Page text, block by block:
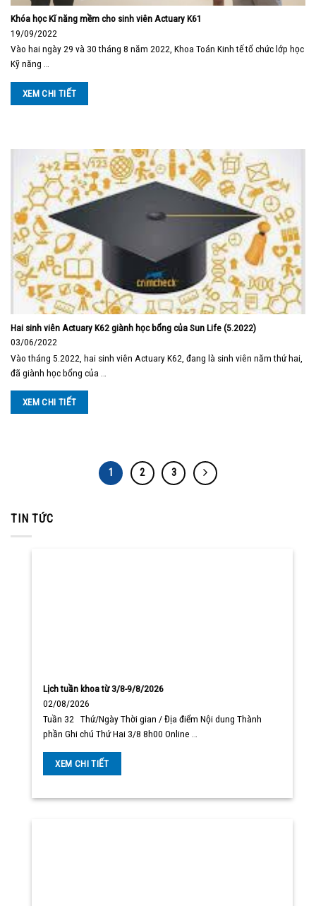
Khóa học Kĩ năng mềm cho sinh viên Actuary K61
19/09/2022
Vào hai ngày 29 và 30 tháng 8 năm 2022, Khoa Toán Kinh tế tổ chức lớp học
Kỹ năng …
XEM CHI TIẾT
Hai sinh viên Actuary K62 giành học bổng của Sun Life (5.2022)
03/06/2022
Vào tháng 5.2022, hai sinh viên Actuary K62, đang là sinh viên năm thứ hai,
đã giành học bổng của …
XEM CHI TIẾT
1 2 3
TIN TỨC
Lịch tuần khoa từ 3/8-9/8/2026
02/08/2026
Tuần 32 Thứ/Ngày Thời gian / Địa điểm Nội dung Thành
phần Ghi chú Thứ Hai 3/8 8h00 Online …
XEM CHI TIẾT